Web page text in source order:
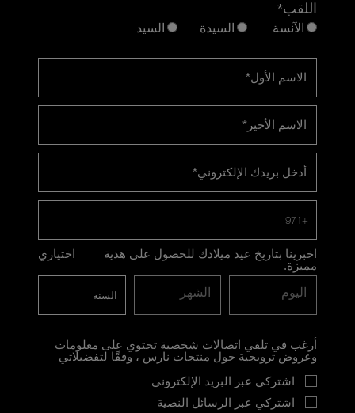
اللقب*
الآنسة السيدة السيد
الاسم الأول*
الاسم الأخير *
أدخل بريدك الإلكتروني*
+971
اخبرينا بتاريخ عيد ميلادك للحصول على هدية
مميزة.
اختياري
اليوم الشهر
أرغب في تلقي اتصالات شخصية تحتوي على معلومات
وعروض ترويجية حول منتجات نارس ، وفقًا لتفضيلاتي
اشتركي عبر البريد الإلكتروني
اشتركي عبر الرسائل النصية